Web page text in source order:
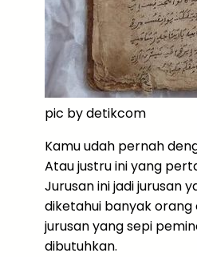
pic by detikcom
Kamu udah pernah
Atau justru ini yang
Jurusan ini jadi jurusan
diketahui banyak
jurusan yang sepi
dibutuhkan.